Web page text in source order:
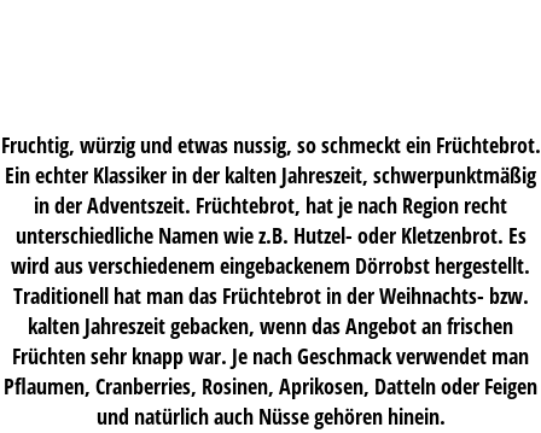
Fruchtig, würzig und etwas nussig, so schmeckt ein Früchtebrot.
Ein echter Klassiker in der kalten Jahreszeit, schwerpunktmäßig
in der Adventszeit. Früchtebrot, hat je nach Region recht
unterschiedliche Namen wie z.B. Hutzel- oder Kletzenbrot. Es
wird aus verschiedenem eingebackenem Dörrobst hergestellt.
Traditionell hat man das Früchtebrot in der Weihnachts- bzw.
kalten Jahreszeit gebacken, wenn das Angebot an frischen
Früchten sehr knapp war. Je nach Geschmack verwendet man
Pflaumen, Cranberries, Rosinen, Aprikosen, Datteln oder Feigen
und natürlich auch Nüsse gehören hinein.